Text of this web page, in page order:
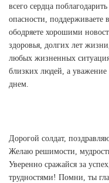
всего сердца
опасности, поддерживаете
ободряете хорошими
здоровья, долгих лет
любых жизненных
близких людей, а уважение
днем.
Дорогой солдат,
Желаю решимости,
Уверенно сражайся за
трудностями! Помни, ты